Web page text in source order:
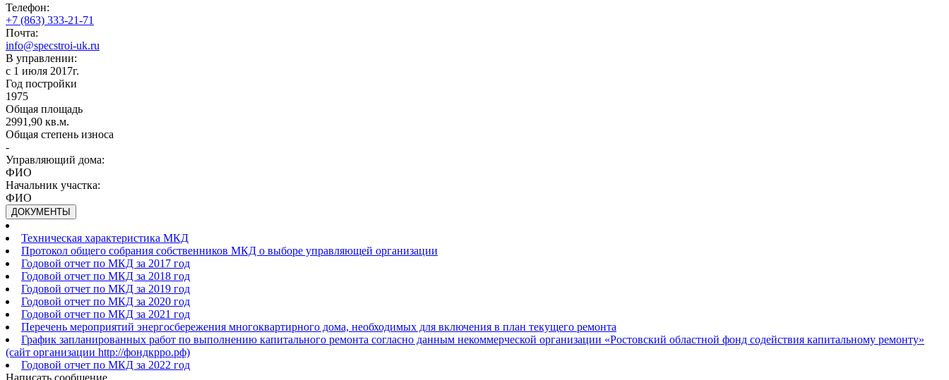
Телефон:
+7 (863) 333-21-71
Почта:
info@specstroi-uk.ru
В управлении:
с 1 июля 2017г.
Год постройки
1975
Общая площадь
2991,90 кв.м.
Общая степень износа
-
Управляющий дома:
ФИО
Начальник участка:
ФИО
ДОКУМЕНТЫ
Техническая характеристика МКД
Протокол общего собрания собственников МКД о выборе управляющей организации
Годовой отчет по МКД за 2017 год
Годовой отчет по МКД за 2018 год
Годовой отчет по МКД за 2019 год
Годовой отчет по МКД за 2020 год
Годовой отчет по МКД за 2021 год
Перечень мероприятий энергосбережения многоквартирного дома, необходимых для включения в план текущего ремонта
График запланированных работ по выполнению капитального ремонта согласно данным некоммерческой организации «Ростовский областной фонд содействия капитальному ремонту»
(сайт организации http://фондкрро.рф)
Годовой отчет по МКД за 2022 год
Написать сообщение